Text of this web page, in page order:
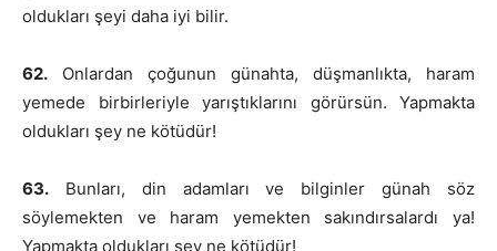
oldukları şeyi daha iyi bilir.
62. Onlardan çoğunun günahta, düşmanlıkta, haram
yemede birbirleriyle yarıştıklarını görürsün. Yapmakta
oldukları şey ne kötüdür!
63. Bunları, din adamları ve bilginler günah söz
söylemekten ve haram yemekten sakındırsalardı ya!
Yapmakta oldukları şey ne kötüdür!